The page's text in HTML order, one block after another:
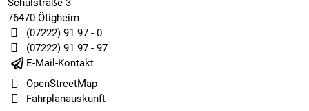
Schulstraße 3
76470 Ötigheim
(07222) 91 97 - 0
(07222) 91 97 - 97
E-Mail-Kontakt
OpenStreetMap
Fahrplanauskunft